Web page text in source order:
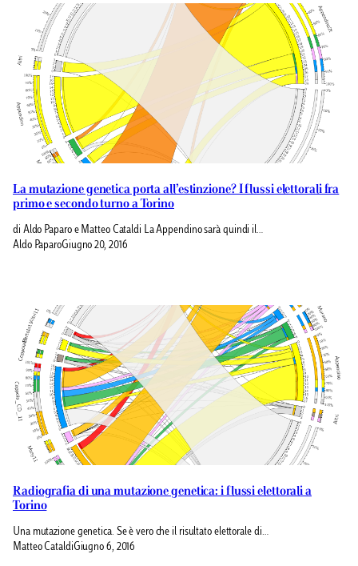
La mutazione genetica porta all’estinzione? I flussi elettorali fra
primo e secondo turno a Torino
di Aldo Paparo e Matteo Cataldi La Appendino sarà quindi il…
Aldo PaparoGiugno 20, 2016
Radiografia di una mutazione genetica: i flussi elettorali a
Torino
Una mutazione genetica. Se è vero che il risultato elettorale di…
Matteo CataldiGiugno 6, 2016